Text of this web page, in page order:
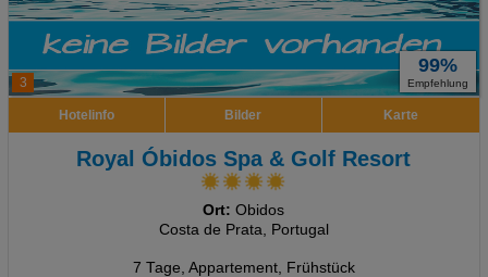
3
99%
Empfehlung
Hotelinfo Bilder Karte
Royal Óbidos Spa & Golf Resort
Ort: Obidos
Costa de Prata, Portugal
7 Tage, Appartement, Frühstück